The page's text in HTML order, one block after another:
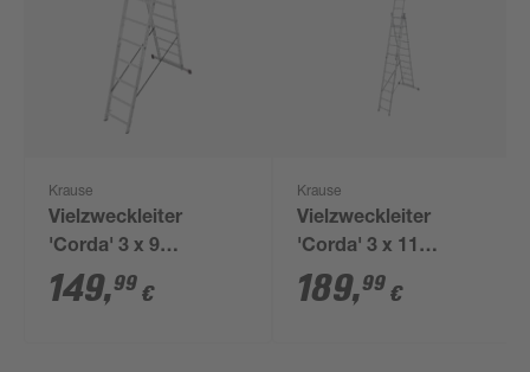
Krause
Vielzweckleiter
'Corda' 3 x 9
Sprossen
149,99 €
Krause
Vielzweckleiter
'Corda' 3 x 11
Sprossen
189,99 €